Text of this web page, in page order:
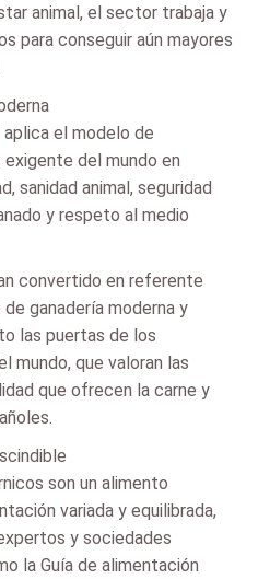
animal, el sector trabaja y
para conseguir aún mayores
el modelo de
del mundo en
sanidad animal, seguridad
y respeto al medio
convertido en referente
ganadería moderna y
las puertas de los
mundo, que valoran las
que ofrecen la carne y
son un alimento
variada y equilibrada,
y sociedades
la Guía de alimentación